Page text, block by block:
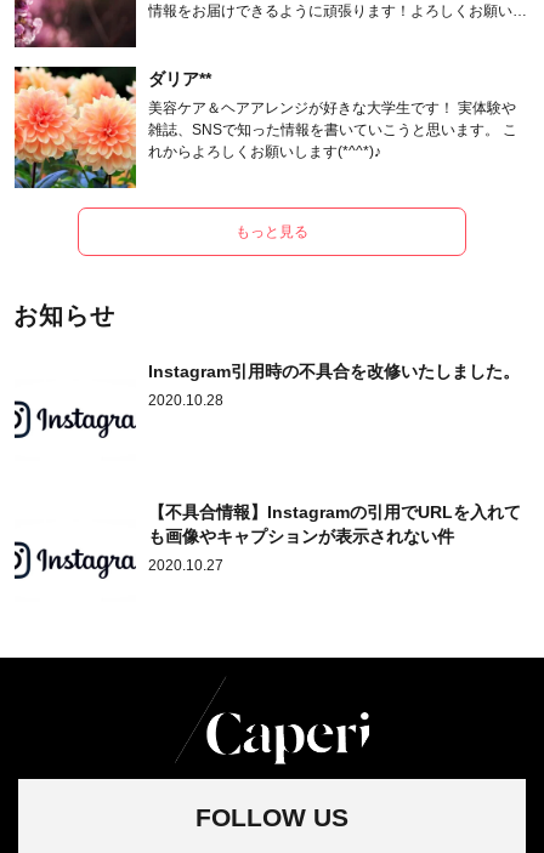
情報をお届けできるように頑張ります！よろしくお願いし
ダリア**
美容ケア＆ヘアアレンジが好きな大学生です！ 実体験や
雑誌、SNSで知った情報を書いていこうと思います。 こ
れからよろしくお願いします(*^^*)♪
もっと見る
お知らせ
Instagram引用時の不具合を改修いたしました。
2020.10.28
【不具合情報】Instagramの引用でURLを入れて
も画像やキャプションが表示されない件
2020.10.27
FOLLOW US